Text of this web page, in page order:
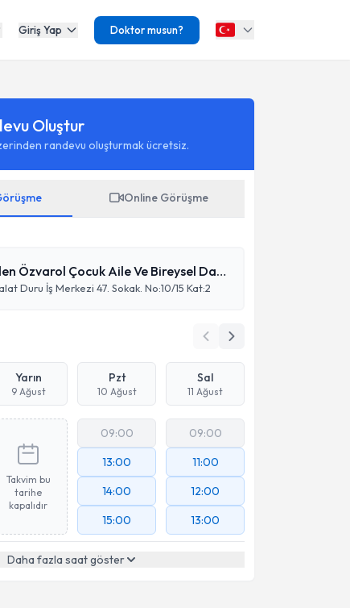
Giriş Yap Doktor musun?
Oluştur
randevu oluşturmak ücretsiz.
Online Görüşme
Gökçen Özden Özvarol Çocuk Aile Ve Bireysel Danışmanlık
Duru İş Merkezi 47. Sokak. No:10/15 Kat:2
Yarın
9 Ağust
Pzt
10 Ağust
Sal
11 Ağust
Takvim bu
tarihe
kapalıdır
09:00
13:00
14:00
15:00
09:00
11:00
12:00
13:00
Daha fazla saat göster